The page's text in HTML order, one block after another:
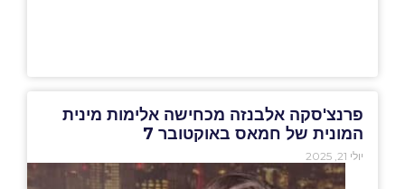
פרנצ'סקה אלבנזה מכחישה אלימות מינית
המונית של חמאס באוקטובר 7
יולי 21, 2025